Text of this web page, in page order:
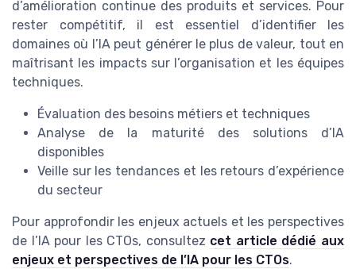
d’amélioration continue des produits et services. Pour
rester compétitif, il est essentiel d’identifier les
domaines où l’IA peut générer le plus de valeur, tout en
maîtrisant les impacts sur l’organisation et les équipes
techniques.
Évaluation des besoins métiers et techniques
Analyse de la maturité des solutions d’IA
disponibles
Veille sur les tendances et les retours d’expérience
du secteur
Pour approfondir les enjeux actuels et les perspectives
de l’IA pour les CTOs, consultez cet article dédié aux
enjeux et perspectives de l’IA pour les CTOs.